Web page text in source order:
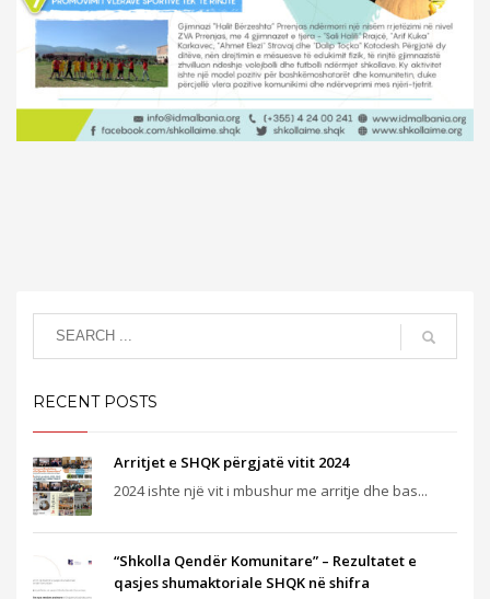
RECENT POSTS
Arritjet e SHQK përgjatë vitit 2024
2024 ishte një vit i mbushur me arritje dhe bas...
“Shkolla Qendër Komunitare” – Rezultatet e
qasjes shumaktoriale SHQK në shifra